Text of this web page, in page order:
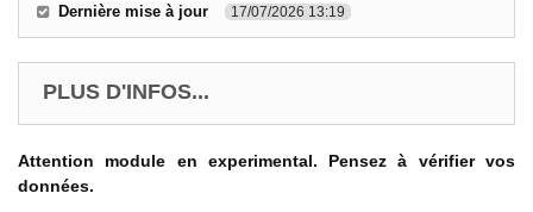
Dernière mise à jour 17/07/2026 13:19
PLUS D'INFOS...
Attention module en experimental. Pensez à vérifier vos
données.